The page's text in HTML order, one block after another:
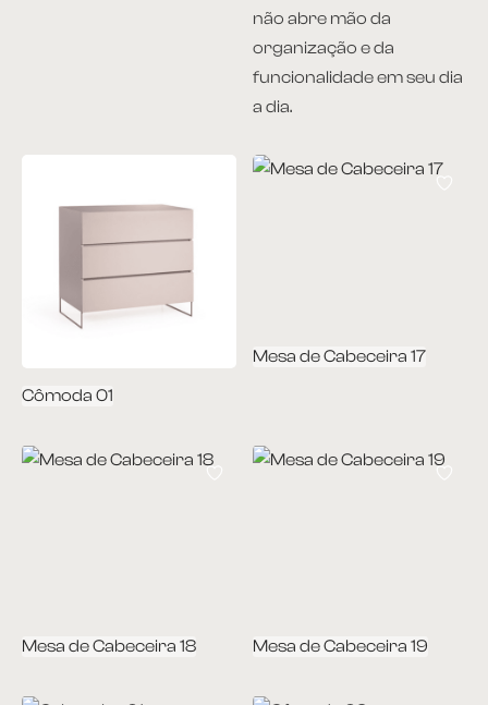
não abre mão da
organização e da
funcionalidade em seu dia
a dia.
Cômoda 01
Mesa de Cabeceira 17
Mesa de Cabeceira 18 Mesa de Cabeceira 19